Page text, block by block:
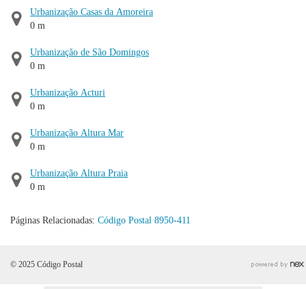
Urbanização Casas da Amoreira
0 m
Urbanização de São Domingos
0 m
Urbanização Acturi
0 m
Urbanização Altura Mar
0 m
Urbanização Altura Praia
0 m
Páginas Relacionadas: Código Postal 8950-411
© 2025 Código Postal